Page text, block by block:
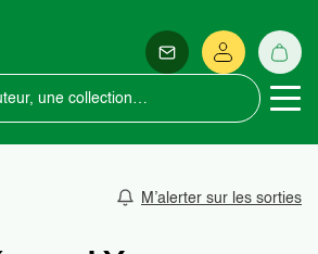
M’alerter sur les sorties